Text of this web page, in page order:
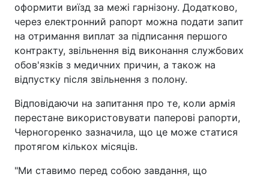
оформити виїзд за межі гарнізону. Додатково,
через електронний рапорт можна подати запит
на отримання виплат за підписання першого
контракту, звільнення від виконання службових
обов'язків з медичних причин, а також на
відпустку після звільнення з полону.
Відповідаючи на запитання про те, коли армія
перестане використовувати паперові рапорти,
Черногоренко зазначила, що це може статися
протягом кількох місяців.
"Ми ставимо перед собою завдання, що